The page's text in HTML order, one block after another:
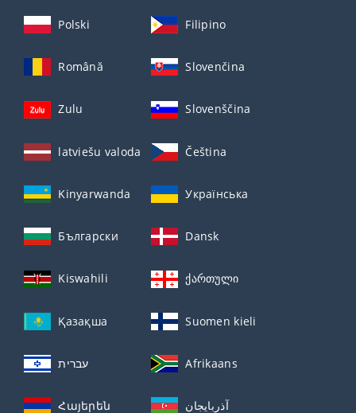
Polski Filipino
Română Slovenčina
Zulu Slovenščina
latviešu valoda Čeština
Kinyarwanda Українська
Български Dansk
Kiswahili ქართული
Қазақша Suomen kieli
עברית Afrikaans
Հայերեն آذربايجان